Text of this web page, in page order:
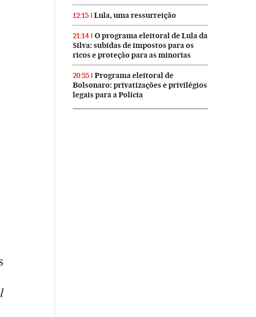
12:15 Lula, uma ressurreição
21:14
O programa eleitoral de Lula da
Silva: subidas de impostos para os
ricos e proteção para as minorias
20:55
Programa eleitoral de
Bolsonaro: privatizações e privilégios
legais para a Polícia